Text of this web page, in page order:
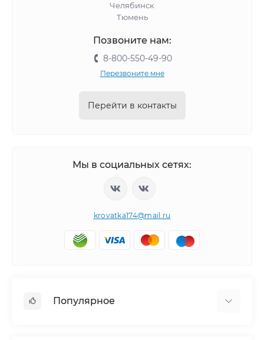
Челябинск
Тюмень
Позвоните нам:
8-800-550-49-90
Перезвоните мне
Перейти в контакты
Мы в социальных сетях:
krovatka174@mail.ru
Популярное